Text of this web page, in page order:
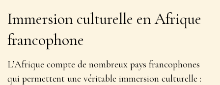
Immersion culturelle en Afrique
francophone
L’Afrique compte de nombreux pays francophones
qui permettent une véritable immersion culturelle :